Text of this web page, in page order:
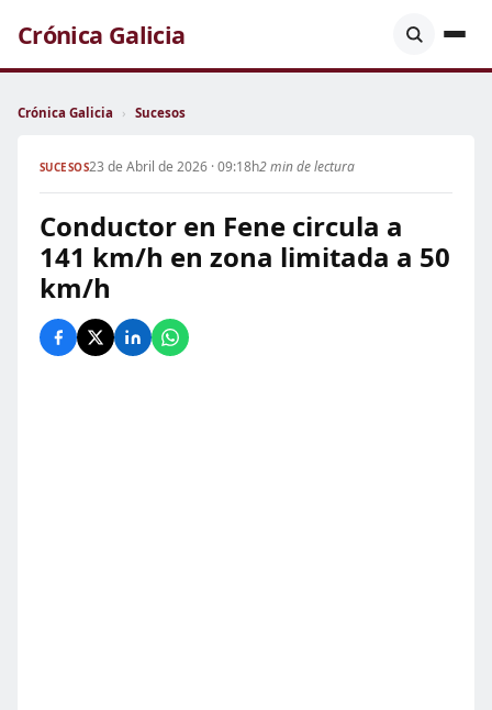
Crónica Galicia
Crónica Galicia › Sucesos
SUCESOS23 de Abril de 2026 · 09:18h2 min de lectura
Conductor en Fene circula a
141 km/h en zona limitada a 50
km/h